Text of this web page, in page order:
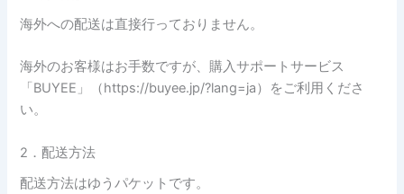
海外への配送は直接行っておりません。
海外のお客様はお手数ですが、購入サポートサービス
「BUYEE」（https://buyee.jp/?lang=ja）をご利用くださ
い。
2．配送方法
配送方法はゆうパケットです。